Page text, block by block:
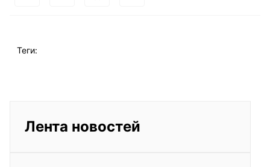
Теги:
Лента новостей